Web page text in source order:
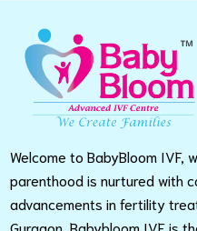
Welcome to BabyBloom IVF,
parenthood is nurtured with
advancements in fertility